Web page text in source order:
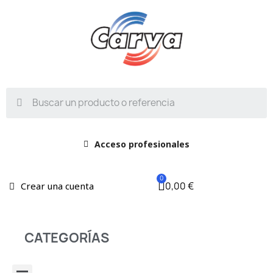
Acceso profesionales
Crear una cuenta 0,00 €
CATEGORÍAS